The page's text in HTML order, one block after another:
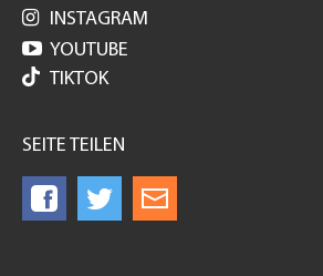
 INSTAGRAM
 YOUTUBE
TIKTOK
SEITE TEILEN